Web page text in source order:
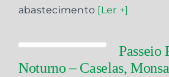
abastecimento [Ler +]
Passeio
Noturno – Caselas,